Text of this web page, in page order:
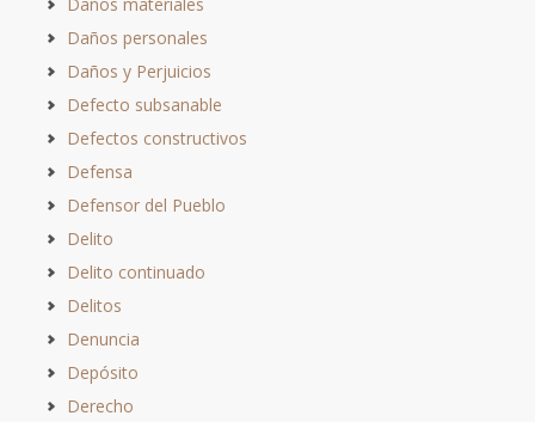
Daños personales
Daños y Perjuicios
Defecto subsanable
Defectos constructivos
Defensa
Defensor del Pueblo
Delito
Delito continuado
Delitos
Denuncia
Depósito
Derecho